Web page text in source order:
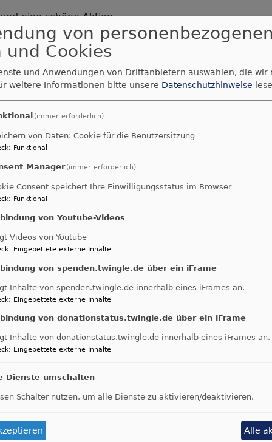
eine schöne Aktion .
engagierten Helfer und die vielen Teilnehmer .
..............
RIESER NACHRICHTEN 67.96 KB
Bildrechte beim Autor
von personenbezogenen
und Cookies
und Anwendungen von Drittanbietern auswählen, die wir
weitere Informationen bitte unsere Datenschutzhinweise
(immer erforderlich)
von Daten: Cookie für die Benutzersitzung
: Funktional
Manager (immer erforderlich)
Consent speichert Ihre Einwilligungsstatus im Browser
: Funktional
von Youtube-Videos
Videos von Youtube
: Eingebettete externe Inhalte
von spenden.twingle.de über ein iFrame
Inhalte von spenden.twingle.de innerhalb eines iFrames an.
: Eingebettete externe Inhalte
von donationstatus.twingle.de über ein iFrame
Inhalte von donationstatus.twingle.de innerhalb eines iFrames an.
: Eingebettete externe Inhalte
Dienste umschalten
Schalter nutzen, um alle Dienste zu aktivieren/deaktivieren.
Alle